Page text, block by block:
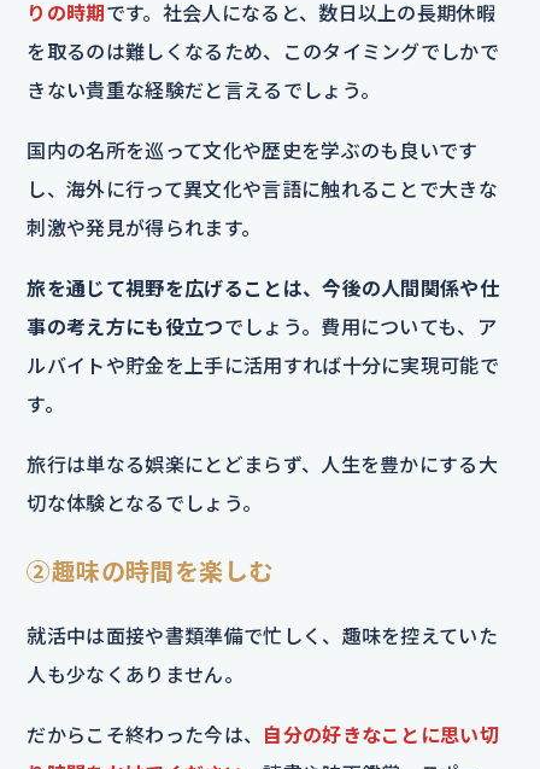
りの時期です。社会人になると、数日以上の長期休暇
を取るのは難しくなるため、このタイミングでしかで
きない貴重な経験だと言えるでしょう。
国内の名所を巡って文化や歴史を学ぶのも良いです
し、海外に行って異文化や言語に触れることで大きな
刺激や発見が得られます。
旅を通じて視野を広げることは、今後の人間関係や仕
事の考え方にも役立つでしょう。費用についても、ア
ルバイトや貯金を上手に活用すれば十分に実現可能で
す。
旅行は単なる娯楽にとどまらず、人生を豊かにする大
切な体験となるでしょう。
②趣味の時間を楽しむ
就活中は面接や書類準備で忙しく、趣味を控えていた
人も少なくありません。
だからこそ終わった今は、 自分の好きなことに思い切